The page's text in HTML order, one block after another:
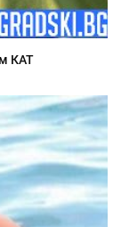
КАТ